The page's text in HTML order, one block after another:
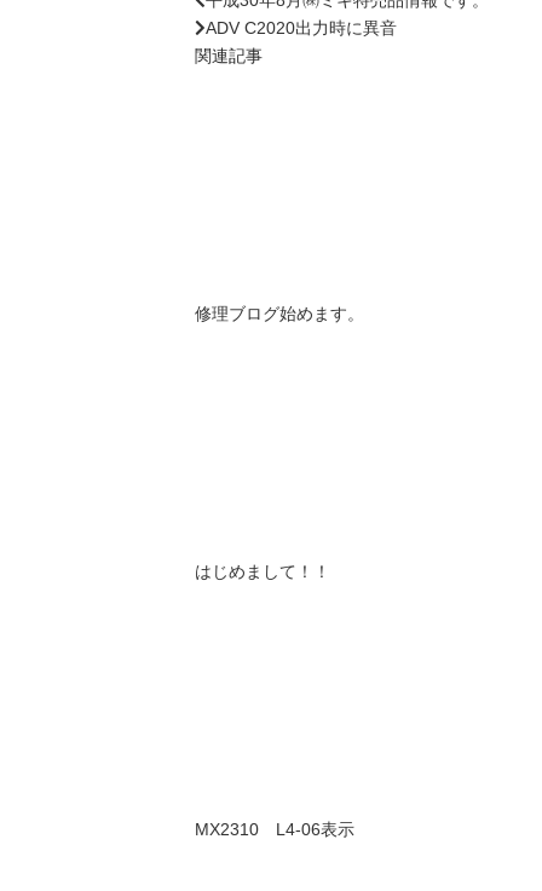
ADV C2020出力時に異音
関連記事
修理ブログ始めます。
はじめまして！！
MX2310 L4-06表示